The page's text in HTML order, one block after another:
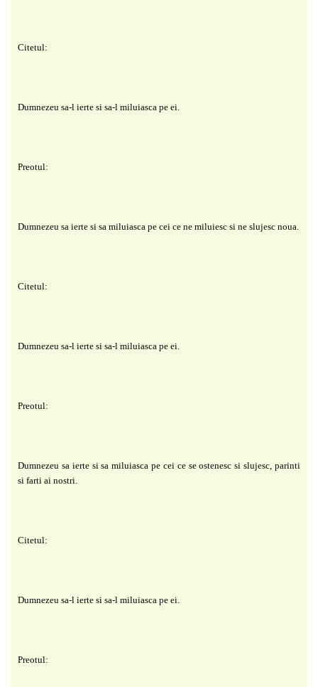
Citetul:
Dumnezeu sa-l ierte si sa-l miluiasca pe ei.
Preotul:
Dumnezeu sa ierte si sa miluiasca pe cei ce ne miluiesc si ne slujesc noua.
Citetul:
Dumnezeu sa-l ierte si sa-l miluiasca pe ei.
Preotul:
Dumnezeu sa ierte si sa miluiasca pe cei ce se ostenesc si slujesc, parinti
si farti ai nostri.
Citetul:
Dumnezeu sa-l ierte si sa-l miluiasca pe ei.
Preotul: